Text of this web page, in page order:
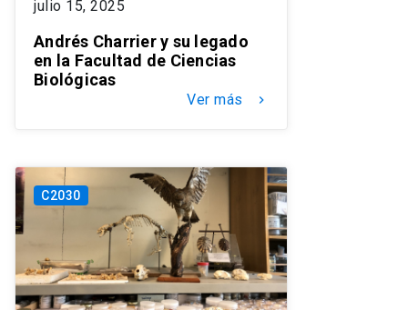
julio 15, 2025
Andrés Charrier y su legado
en la Facultad de Ciencias
Biológicas
Ver más keyboard_arrow_right
C2030